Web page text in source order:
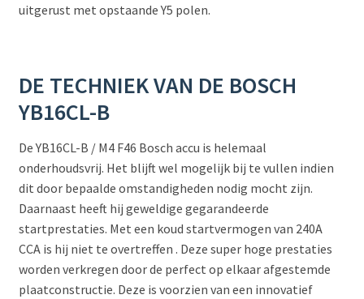
uitgerust met opstaande Y5 polen.
DE TECHNIEK VAN DE BOSCH
YB16CL-B
De YB16CL-B / M4 F46 Bosch accu is helemaal
onderhoudsvrij. Het blijft wel mogelijk bij te vullen indien
dit door bepaalde omstandigheden nodig mocht zijn.
Daarnaast heeft hij geweldige gegarandeerde
startprestaties. Met een koud startvermogen van 240A
CCA is hij niet te overtreffen . Deze super hoge prestaties
worden verkregen door de perfect op elkaar afgestemde
plaatconstructie. Deze is voorzien van een innovatief